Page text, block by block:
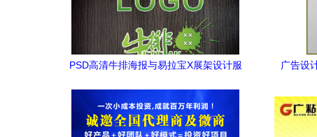
PSD高清牛排海报与易拉宝X展架设计服
广告设